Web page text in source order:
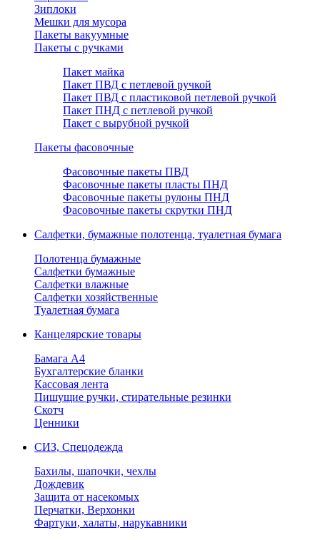
Зиплоки
Мешки для мусора
Пакеты вакуумные
Пакеты с ручками
Пакет майка
Пакет ПВД с петлевой ручкой
Пакет ПВД с пластиковой петлевой ручкой
Пакет ПНД с петлевой ручкой
Пакет с вырубной ручкой
Пакеты фасовочные
Фасовочные пакеты ПВД
Фасовочные пакеты пласты ПНД
Фасовочные пакеты рулоны ПНД
Фасовочные пакеты скрутки ПНД
Салфетки, бумажные полотенца, туалетная бумага
Полотенца бумажные
Салфетки бумажные
Салфетки влажные
Салфетки хозяйственные
Туалетная бумага
Канцелярские товары
Бамага А4
Бухгалтерские бланки
Кассовая лента
Пишущие ручки, стирательные резинки
Скотч
Ценники
СИЗ, Спецодежда
Бахилы, шапочки, чехлы
Дождевик
Защита от насекомых
Перчатки, Верхонки
Фартуки, халаты, нарукавники